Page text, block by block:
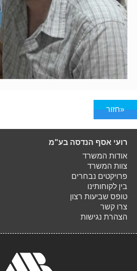
«חזור
רועי אסף הנדסה בע"מ
אודות המשרד
צוות המשרד
פרויקטים נבחרים
בין לקוחותינו
טופס שביעות רצון
צרו קשר
הצהרת נגישות